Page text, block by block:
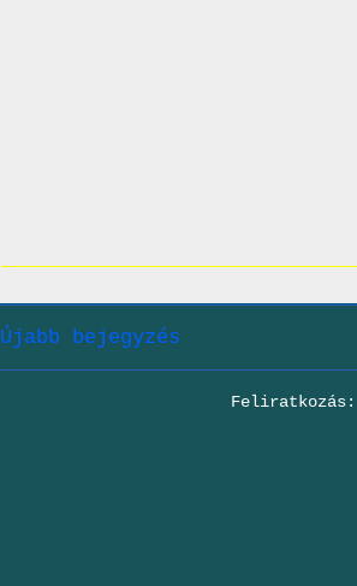
Újabb bejegyzés
Feliratkozás: